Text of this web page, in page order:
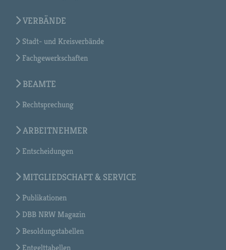
VERBÄNDE
Stadt- und Kreisverbände
Fachgewerkschaften
BEAMTE
Rechtsprechung
ARBEITNEHMER
Entscheidungen
MITGLIEDSCHAFT & SERVICE
Publikationen
DBB NRW Magazin
Besoldungstabellen
Entgelttabellen